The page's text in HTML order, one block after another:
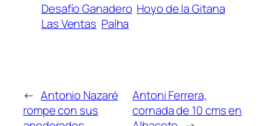
Desafío Ganadero Hoyo de la Gitana
Las Ventas Palha
← Antonio Nazaré
rompe con sus
Antoni Ferrera,
cornada de 10 cms en